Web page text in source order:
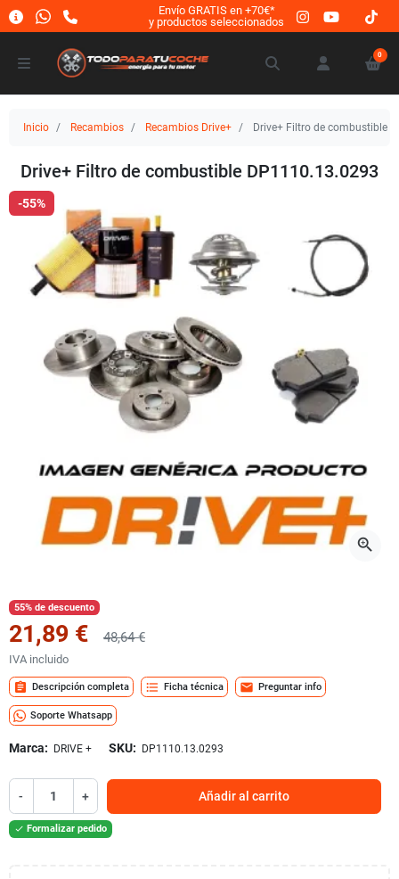
Envío GRATIS en +70€*
y productos seleccionados
0
Inicio Recambios Recambios Drive+ Drive+ Filtro de combustible
Drive+ Filtro de combustible DP1110.13.0293
-55%
zoom_in
55% de descuento
21,89 € 48,64 €
IVA incluido
assignment Descripción completa format_list_bulleted Ficha técnica mail Preguntar info
Soporte Whatsapp
Marca: DRIVE + SKU: DP1110.13.0293
- + Añadir al carrito
 Formalizar pedido